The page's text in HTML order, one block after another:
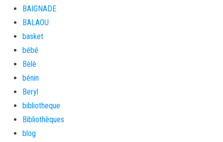
BAIGNADE
BALAOU
basket
bébé
Bèlè
bénin
Beryl
bibliotheque
Bibliothèques
blog